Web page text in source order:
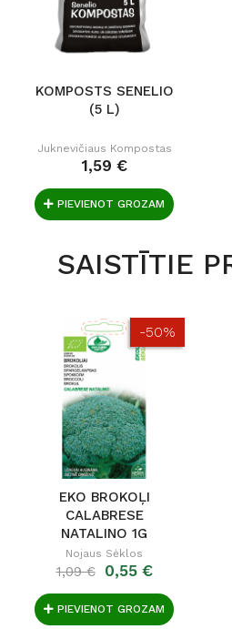
KOMPOSTS SENELIO
(5 L)
Juknevičiaus Kompostas
1,59 €
PIEVIENOT GROZAM
SAISTĪTIE
-50%
EKO BROKOĻI
CALABRESE
NATALINO 1G
Nojaus Sėklos
1,09 € 0,55 €
PIEVIENOT GROZAM